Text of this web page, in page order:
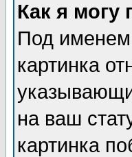
Как я могу
Под именем
картинка
на ваш
картинка